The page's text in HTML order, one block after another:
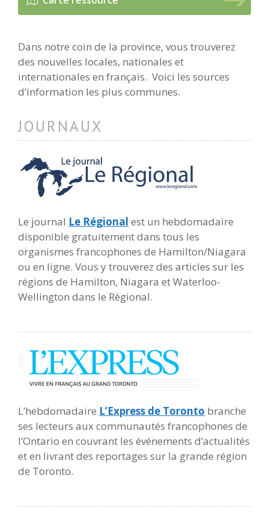
Dans notre coin de la province, vous trouverez
des nouvelles locales, nationales et
internationales en français. Voici les sources
d’information les plus communes.
JOURNAUX
Le journal Le Régional est un hebdomadaire
disponible gratuitement dans tous les
organismes francophones de Hamilton/Niagara
ou en ligne. Vous y trouverez des articles sur les
régions de Hamilton, Niagara et Waterloo-
Wellington dans le Régional.
L’hebdomadaire L’Express de Toronto branche
ses lecteurs aux communautés francophones de
l’Ontario en couvrant les événements d’actualités
et en livrant des reportages sur la grande région
de Toronto.